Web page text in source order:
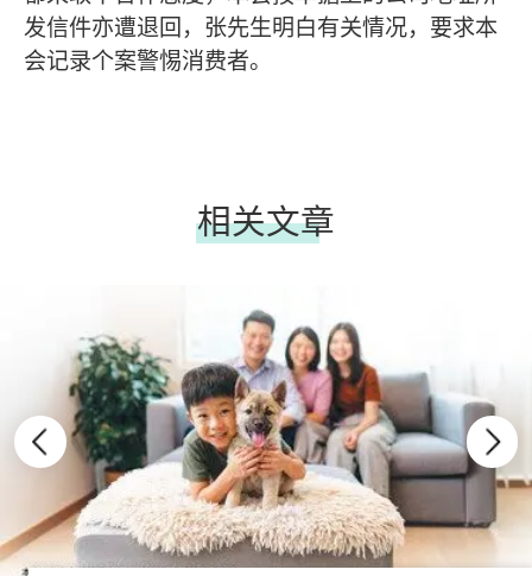
发信件亦遭退回，张先生明白有关情况，要求本
会记录个案警惕消费者。
相关文章